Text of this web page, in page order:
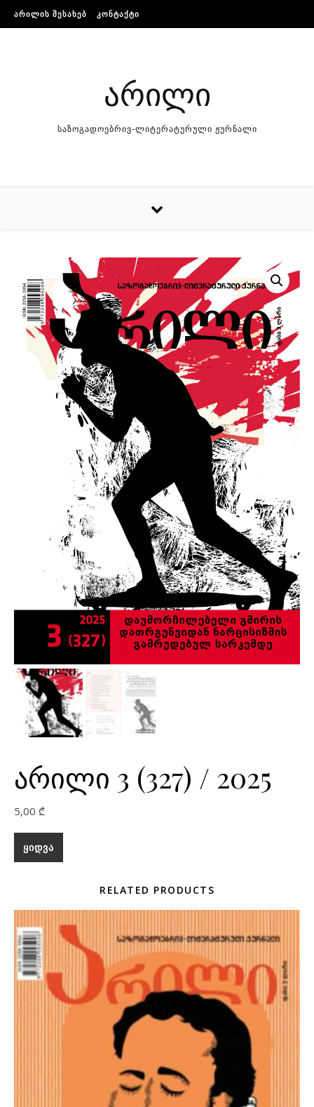
Skip to content
ᲐᲠᲘᲚᲘᲡ ᲨᲔᲡᲐᲮᲔᲑ ᲙᲝᲜᲢᲐᲥᲢᲘ
არილი
საზოგადოებრივ-ლიტერატურული ჟურნალი
არილი 3 (327) / 2025
5,00 ₾
ᲧᲘᲓᲕᲐ
RELATED PRODUCTS